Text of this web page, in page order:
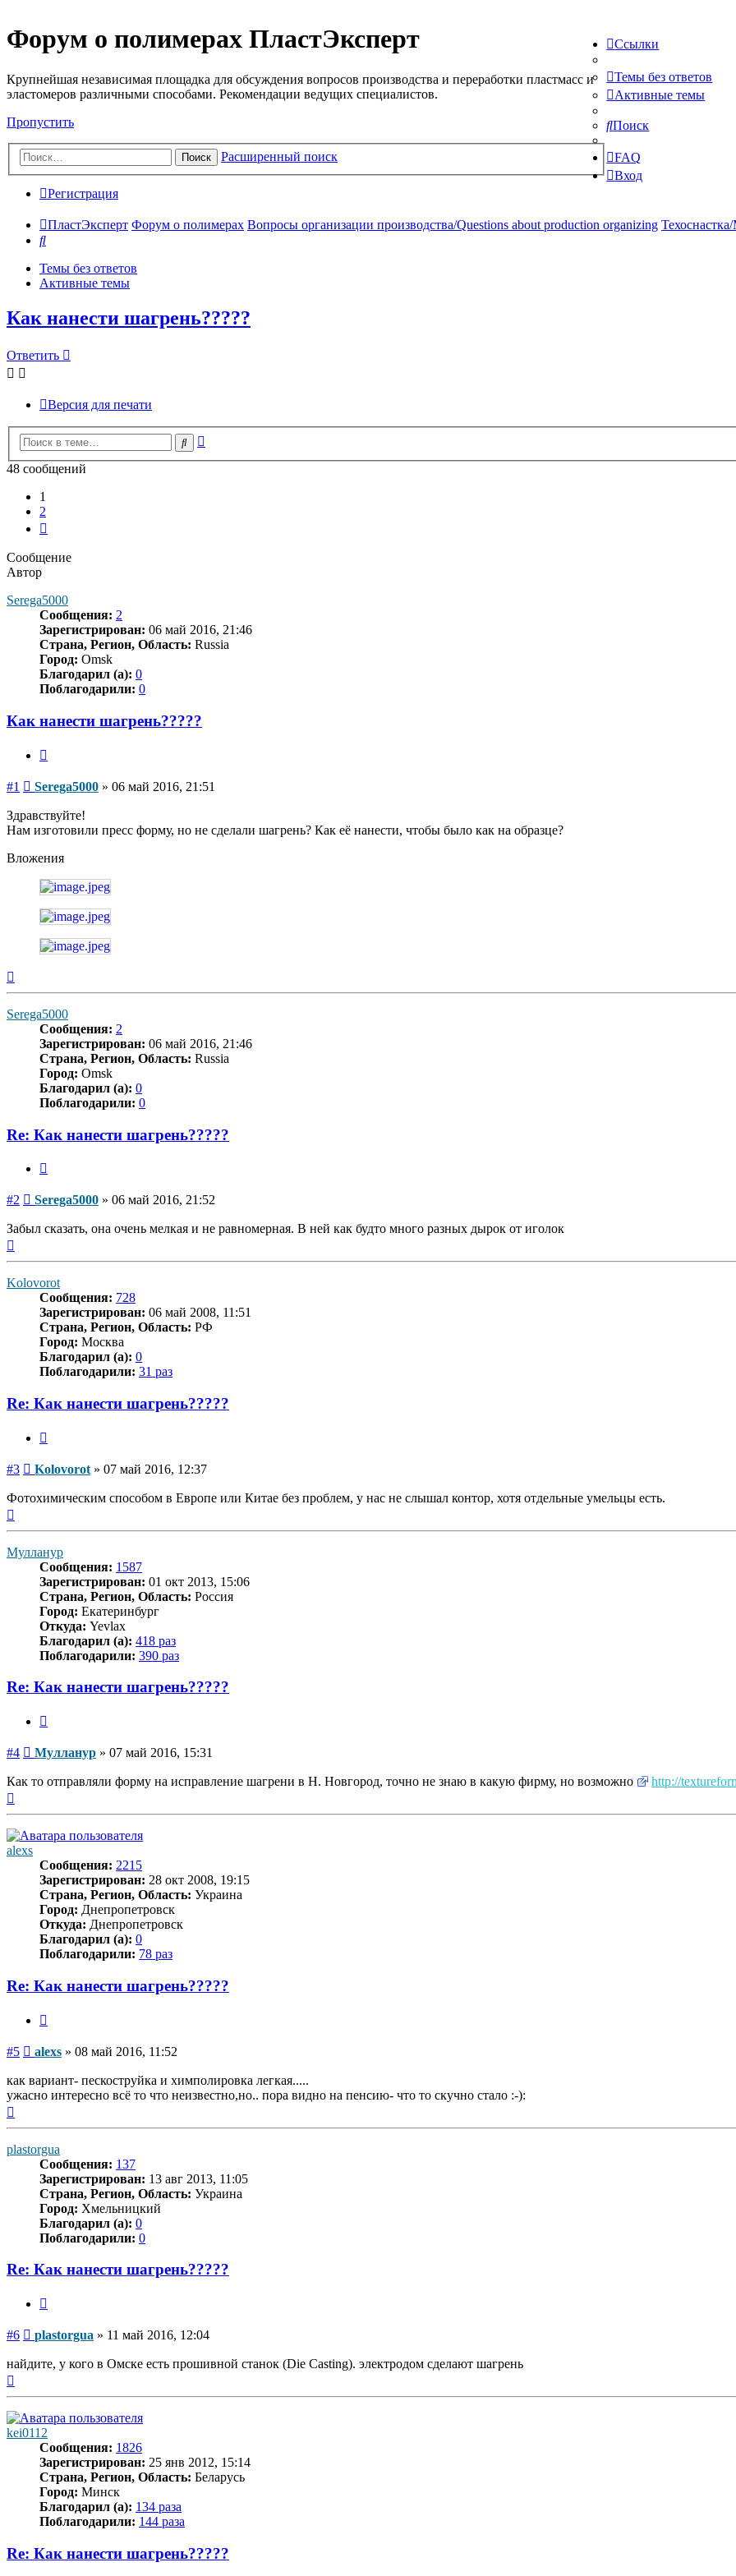
Форум о полимерах ПластЭксперт
Крупнейшая независимая площадка для обсуждения вопросов производства и переработки пластмасс и
эластомеров различными способами. Рекомендации ведущих специалистов.
Пропустить
Поиск Расширенный поиск
Ссылки
Темы без ответов
Активные темы
Поиск
FAQ
Вход
Регистрация
ПластЭксперт Форум о полимерах Вопросы организации производства/Questions about production organizing
Поиск
Темы без ответов
Активные темы
Как нанести шагрень?????
Ответить
Версия для печати
Поиск
48 сообщений
1
2
Сообщение
Автор
Serega5000
Сообщения: 2
Зарегистрирован: 06 май 2016, 21:46
Страна, Регион, Область: Russia
Город: Omsk
Благодарил (а): 0
Поблагодарили: 0
Как нанести шагрень?????
#1 Сообщение
Serega5000 » 06 май 2016, 21:51
Здравствуйте!
Нам изготовили пресс форму, но не сделали шагрень? Как её нанести, чтобы было как на образце?
Вложения
Serega5000
Сообщения: 2
Зарегистрирован: 06 май 2016, 21:46
Страна, Регион, Область: Russia
Город: Omsk
Благодарил (а): 0
Поблагодарили: 0
Re: Как нанести шагрень?????
#2 Сообщение
Serega5000 » 06 май 2016, 21:52
Забыл сказать, она очень мелкая и не равномерная. В ней как будто много разных дырок от иголок
Kolovorot
Сообщения: 728
Зарегистрирован: 06 май 2008, 11:51
Страна, Регион, Область: РФ
Город: Москва
Благодарил (а): 0
Поблагодарили: 31 раз
Re: Как нанести шагрень?????
#3 Сообщение
Kolovorot » 07 май 2016, 12:37
Фотохимическим способом в Европе или Китае без проблем, у нас не слышал контор, хотя отдельные умельцы есть.
Мулланур
Сообщения: 1587
Зарегистрирован: 01 окт 2013, 15:06
Страна, Регион, Область: Россия
Город: Екатеринбург
Откуда: Yevlax
Благодарил (а): 418 раз
Поблагодарили: 390 раз
Re: Как нанести шагрень?????
#4 Сообщение
Мулланур » 07 май 2016, 15:31
Как то отправляли форму на исправление шагрени в Н. Новгород, точно не знаю в какую фирму, но возможно http://
alexs
Сообщения: 2215
Зарегистрирован: 28 окт 2008, 19:15
Страна, Регион, Область: Украина
Город: Днепропетровск
Откуда: Днепропетровск
Благодарил (а): 0
Поблагодарили: 78 раз
Re: Как нанести шагрень?????
#5 Сообщение
alexs » 08 май 2016, 11:52
как вариант- пескоструйка и химполировка легкая.....
ужасно интересно всё то что неизвестно,но.. пора видно на пенсию- что то скучно стало :-):
plastorgua
Сообщения: 137
Зарегистрирован: 13 авг 2013, 11:05
Страна, Регион, Область: Украина
Город: Хмельницкий
Благодарил (а): 0
Поблагодарили: 0
Re: Как нанести шагрень?????
#6 Сообщение
plastorgua » 11 май 2016, 12:04
найдите, у кого в Омске есть прошивной станок (Die Casting). электродом сделают шагрень
kei0112
Сообщения: 1826
Зарегистрирован: 25 янв 2012, 15:14
Страна, Регион, Область: Беларусь
Город: Минск
Благодарил (а): 134 раза
Поблагодарили: 144 раза
Re: Как нанести шагрень?????